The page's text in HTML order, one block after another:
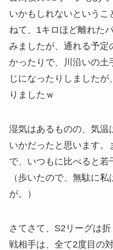
いかもしれないという
ねて、1キロほど離れた
みましたが、通れる予定
かったりで、川沿いの
じになったりしました
りましたｗ
湿気はあるものの、気温
いかだったと思います。
で、いつもに比べると若
（歩いたので、無駄に
が。）
さてさて、S2リーグは
戦相手は、全て2度目の